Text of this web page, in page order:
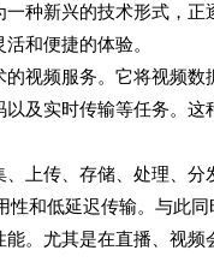
种新兴的技术形式，
和便捷的体验。
视频服务。它将视频
及实时传输等任务。
上传、存储、处理、
性和低延迟传输。与此
。尤其是在直播、视